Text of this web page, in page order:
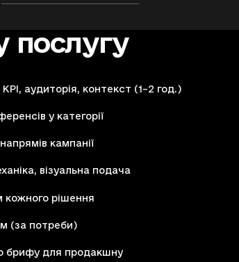
послугу
аудиторія, контекст (1–2 год.)
у категорії
кампанії
візуальна подача
кожного рішення
(за потреби)
брифу для продакшну